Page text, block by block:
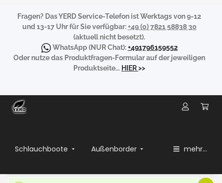
Fragen? Das YERD Service-Telefon ist Werktags von 9-12
und 13-17 Uhr für Sie verfügbar:+49 (0) 7821 58838 30
(aktuell nicht besetzt).
WhatsApp(NUR Chat):+491796159552
Oder nutze das Produktfragen-Formular auf der jeweiligen
Produktseite... HIER>>
Schlauchboote Außenborder mehr...